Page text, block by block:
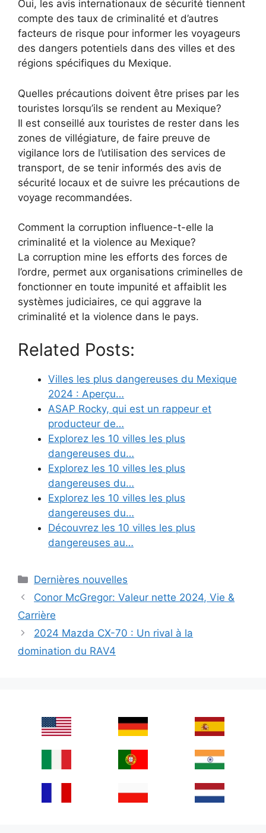
Oui, les avis internationaux de sécurité tiennent
compte des taux de criminalité et d’autres
facteurs de risque pour informer les voyageurs
des dangers potentiels dans des villes et des
régions spécifiques du Mexique.
Quelles précautions doivent être prises par les
touristes lorsqu’ils se rendent au Mexique?
Il est conseillé aux touristes de rester dans les
zones de villégiature, de faire preuve de
vigilance lors de l’utilisation des services de
transport, de se tenir informés des avis de
sécurité locaux et de suivre les précautions de
voyage recommandées.
Comment la corruption influence-t-elle la
criminalité et la violence au Mexique?
La corruption mine les efforts des forces de
l’ordre, permet aux organisations criminelles de
fonctionner en toute impunité et affaiblit les
systèmes judiciaires, ce qui aggrave la
criminalité et la violence dans le pays.
Related Posts:
Villes les plus dangereuses du Mexique
2024 : Aperçu…
ASAP Rocky, qui est un rappeur et
producteur de…
Explorez les 10 villes les plus
dangereuses du…
Explorez les 10 villes les plus
dangereuses du…
Explorez les 10 villes les plus
dangereuses du…
Découvrez les 10 villes les plus
dangereuses au…
Categories
Dernières nouvelles
Conor McGregor: Valeur nette 2024, Vie &
Carrière
2024 Mazda CX-70 : Un rival à la
domination du RAV4